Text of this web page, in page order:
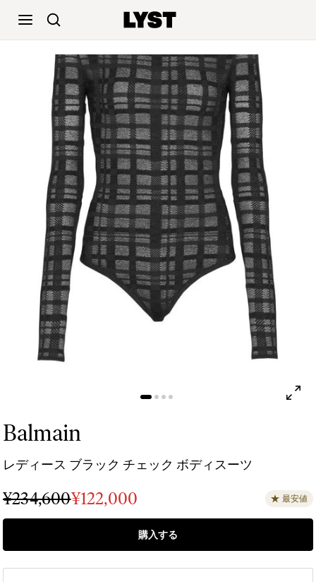
Balmain
レディース ブラック チェック ボディスーツ
¥234,600¥122,000 最安値
購入する